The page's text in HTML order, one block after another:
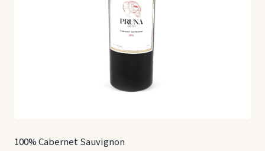
100% Cabernet Sauvignon